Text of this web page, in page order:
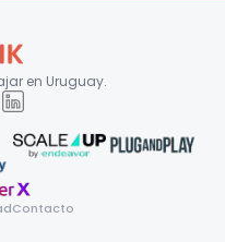
en Uruguay.
Contacto